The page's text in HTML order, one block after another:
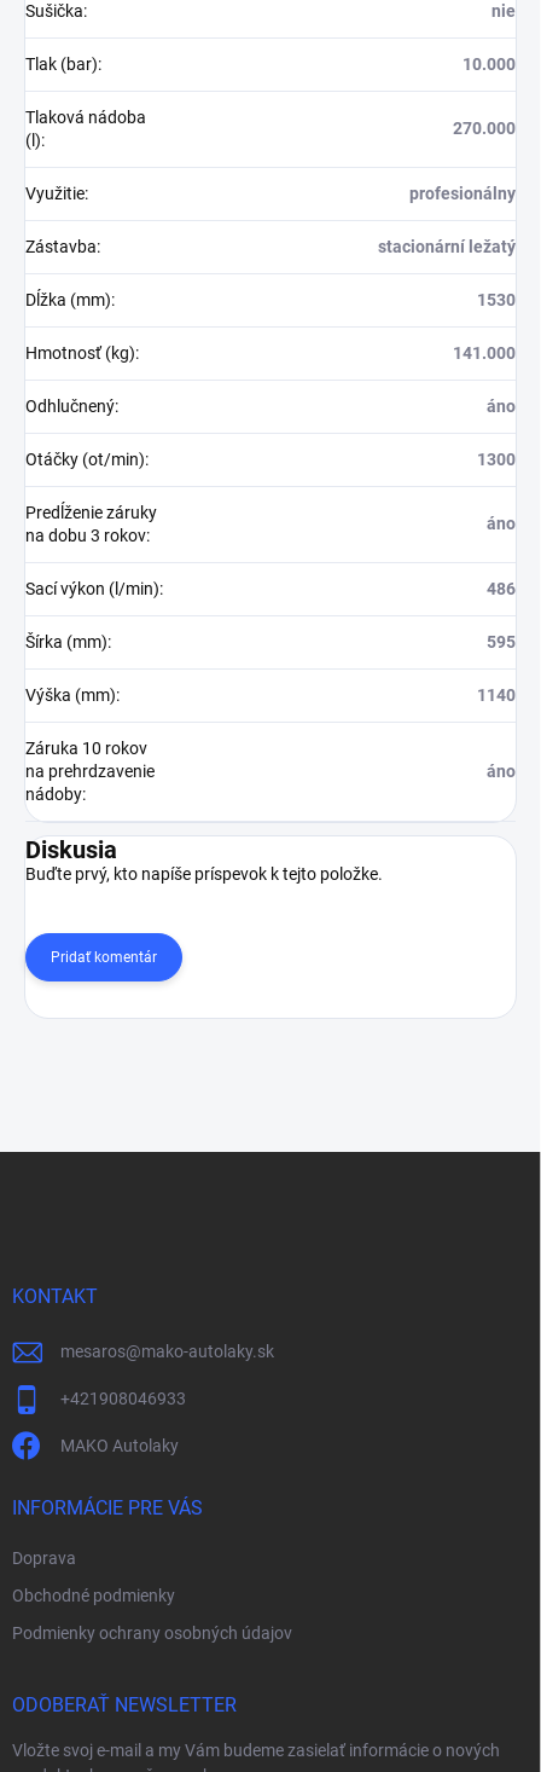
Sušička: nie
Tlak (bar): 10.000
Tlaková nádoba
(l):
270.000
Využitie: profesionálny
Zástavba: stacionární ležatý
Dĺžka (mm): 1530
Hmotnosť (kg): 141.000
Odhlučnený: áno
Otáčky (ot/min): 1300
Predĺženie záruky
na dobu 3 rokov:
áno
Sací výkon (l/min): 486
Šírka (mm): 595
Výška (mm): 1140
Záruka 10 rokov
na prehrdzavenie
nádoby:
áno
Diskusia
Buďte prvý, kto napíše príspevok k tejto položke.
Pridať komentár
KONTAKT
mesaros@mako-autolaky.sk
+421908046933
MAKO Autolaky
INFORMÁCIE PRE VÁS
Doprava
Obchodné podmienky
Podmienky ochrany osobných údajov
ODOBERAŤ NEWSLETTER
Vložte svoj e-mail a my Vám budeme zasielať informácie o nových